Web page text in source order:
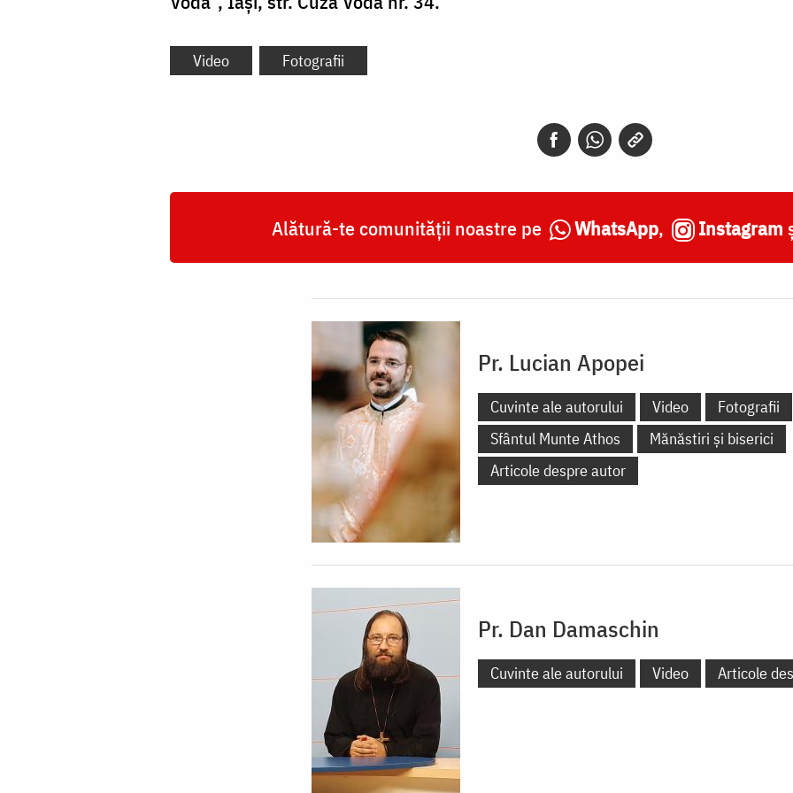
Video Fotografii
Alătură-te comunității noastre pe WhatsApp, Instagram
Pr. Lucian Apopei
Cuvinte ale autorului Video
Fotografii
Sfântul Munte Athos
Mănăstiri și biserici
Articole despre autor
Pr. Dan Damaschin
Cuvinte ale autorului Video Articole